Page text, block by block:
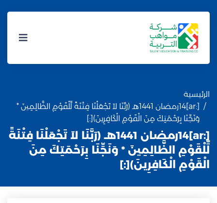
الرئيسية
[:ar]14رمضان 1441هـ (رَبَّنَا لاَ تَجْعَلْنَا فِتْنَةً لِّلْقَوْمِ الظَّالِمِينَ *
وَنَجِّنَا بِرَحْمَتِكَ مِنَ الْقَوْمِ الْكَافِرِينَ)[:]
[:ar]14رمضان 1441هـ (رَبَّنَا لاَ تَجْعَلْنَا فِتْنَةً
لِّلْقَوْمِ الظَّالِمِينَ * وَنَجِّنَا بِرَحْمَتِكَ مِنَ
الْقَوْمِ الْكَافِرِينَ)[:]